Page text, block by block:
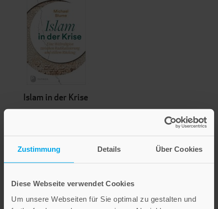
Zustimmung Details Über Cookies
Diese Webseite verwendet Cookies
Um unsere Webseiten für Sie optimal zu gestalten und
Islam in der Krise